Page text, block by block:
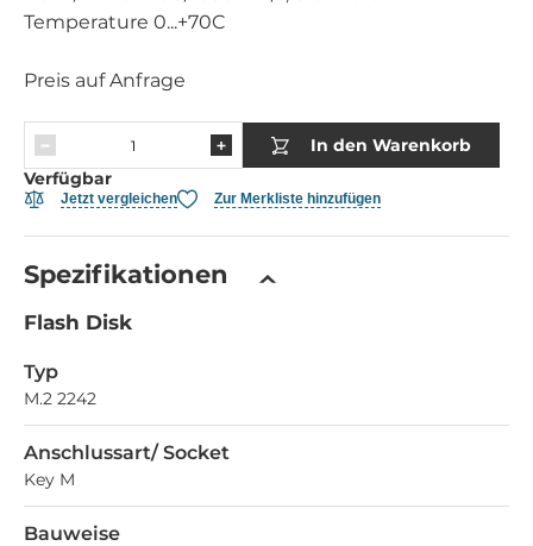
Temperature 0...+70C
Preis auf Anfrage
In den Warenkorb
Verfügbar
Jetzt vergleichen Zur Merkliste hinzufügen
Spezifikationen
Flash Disk
Typ
M.2 2242
Anschlussart/ Socket
Key M
Bauweise